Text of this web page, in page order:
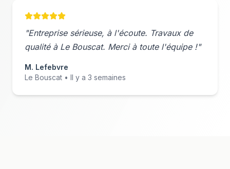
"Entreprise sérieuse, à l'écoute. Travaux de
qualité à Le Bouscat. Merci à toute l'équipe !"
M. Lefebvre
Le Bouscat • Il y a 3 semaines